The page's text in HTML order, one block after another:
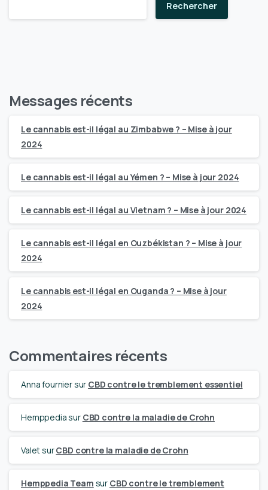
Rechercher
Messages récents
Le cannabis est-il légal au Zimbabwe ? – Mise à jour
2024
Le cannabis est-il légal au Yémen ? – Mise à jour 2024
Le cannabis est-il légal au Vietnam ? – Mise à jour 2024
Le cannabis est-il légal en Ouzbékistan ? – Mise à jour
2024
Le cannabis est-il légal en Ouganda ? – Mise à jour
2024
Commentaires récents
Anna fourniersur CBD contre le tremblement essentiel
Hemppediasur CBD contre la maladie de Crohn
ValetsurCBD contre la maladie de Crohn
Hemppedia Team sur CBD contre le tremblement